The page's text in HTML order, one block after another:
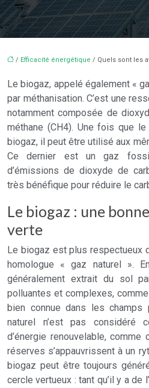
/ Efficacité énergétique / Quels sont les
Le biogaz, appelé également «
par méthanisation. C’est une
notamment composée de
méthane (CH4). Une fois que
biogaz, il peut être utilisé aux
Ce dernier est un gaz
d’émissions de dioxyde de
très bénéfique pour réduire le
Le biogaz : une
verte
Le biogaz est plus respectueux
homologue « gaz naturel ».
généralement extrait du sol
polluantes et complexes,
bien connue dans les champs
naturel n’est pas considéré
d’énergie renouvelable, comme
réserves s’appauvrissent à un
biogaz peut être toujours
cercle vertueux : tant qu’il y a de